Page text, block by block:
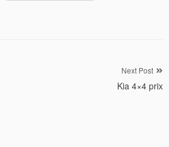
Next Post
Kia 4×4 prix